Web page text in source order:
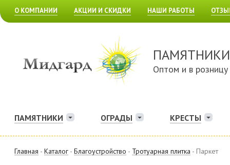
О КОМПАНИИ АКЦИИ И СКИДКИ НАШИ РАБОТЫ
ПАМЯТНИКИ
Оптом и в розницу
ПАМЯТНИКИ ОГРАДЫ КРЕСТЫ
Главная - Каталог - Благоустройство - Тротуарная плитка - Паркет